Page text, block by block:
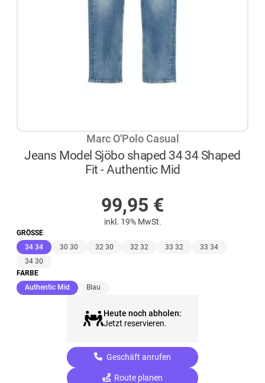
Marc O'Polo Casual
Jeans Model Sjöbo shaped 34 34 Shaped
Fit - Authentic Mid
99,95 €
inkl. 19% MwSt.
GRÖSSE
34 34(ausgewählt)
30 30 32 30 32 32 33 32
33 34
34 30
FARBE
Authentic Mid (ausgewählt)
Blau
Heute noch abholen:
Jetzt reservieren.
Geschäft anrufen
Route planen